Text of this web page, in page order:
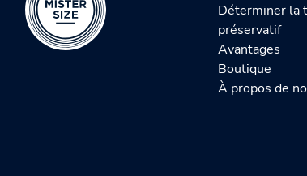
Déterminer la
préservatif
Avantages
Boutique
À propos de